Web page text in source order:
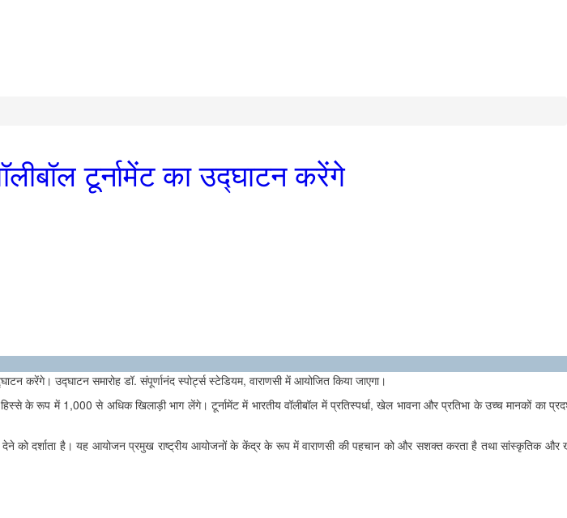
टूर्नामेंट का उद्घाटन करेंगे
करेंगे। उद्घाटन समारोह डॉ. संपूर्णानंद स्पोर्ट्स स्टेडियम, वाराणसी में आयोजित किया जाएगा।
के रूप में 1,000 से अधिक खिलाड़ी भाग लेंगे। टूर्नामेंट में भारतीय वॉलीबॉल में प्रतिस्पर्धा, खेल भावना और प्रतिभा के उच्च मानकों का
देने को दर्शाता है। यह आयोजन प्रमुख राष्ट्रीय आयोजनों के केंद्र के रूप में वाराणसी की पहचान को और सशक्त करता है तथा सांस्कृतिक